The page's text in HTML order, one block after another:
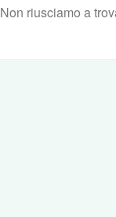
Non riusciamo a